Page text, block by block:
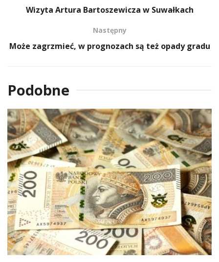
Wizyta Artura Bartoszewicza w Suwałkach
Następny
Może zagrzmieć, w prognozach są też opady gradu
Podobne